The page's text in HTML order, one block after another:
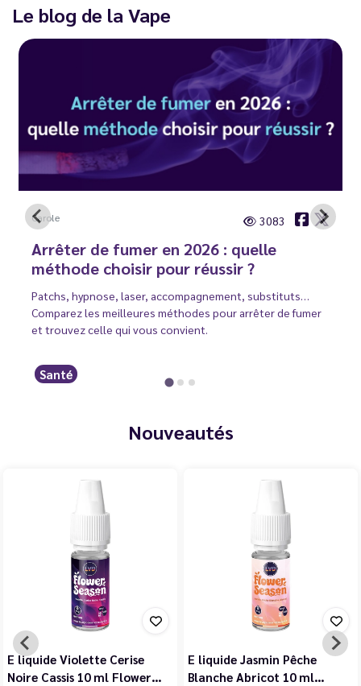
Le blog de la Vape
Carole 3083
Arrêter de fumer en 2026 : quelle
méthode choisir pour réussir ?
Patchs, hypnose, laser, accompagnement, substituts…
Comparez les meilleures méthodes pour arrêter de fumer
et trouvez celle qui vous convient.
Santé
Nouveautés
E liquide Violette Cerise
Noire Cassis 10 ml Flower…
E liquide Jasmin Pêche
Blanche Abricot 10 ml…